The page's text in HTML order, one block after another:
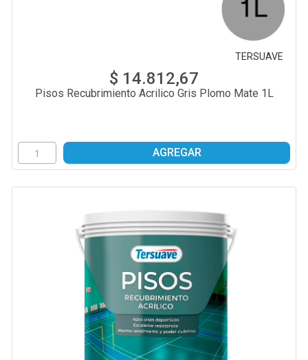
TERSUAVE
$ 14.812,67
Pisos Recubrimiento Acrilico Gris Plomo Mate 1L
AGREGAR